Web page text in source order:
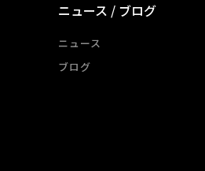
ニュース / ブログ
ニュース
ブログ